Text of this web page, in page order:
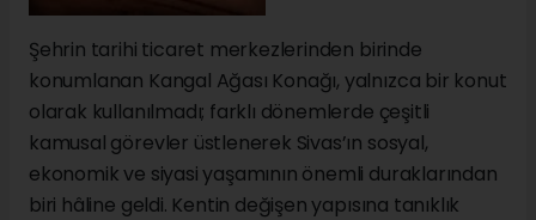
Şehrin tarihi ticaret merkezlerinden birinde
konumlanan Kangal Ağası Konağı, yalnızca bir konut
olarak kullanılmadı; farklı dönemlerde çeşitli
kamusal görevler üstlenerek Sivas’ın sosyal,
ekonomik ve siyasi yaşamının önemli duraklarından
biri hâline geldi. Kentin değişen yapısına tanıklık